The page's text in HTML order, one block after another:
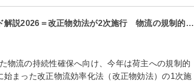
解説2026＝改正物効法が2次施行 物流の規制的…
物流の持続性確保へ向け、今年は荷主への規制的
まった改正物流効率化法（改正物効法）の1次施